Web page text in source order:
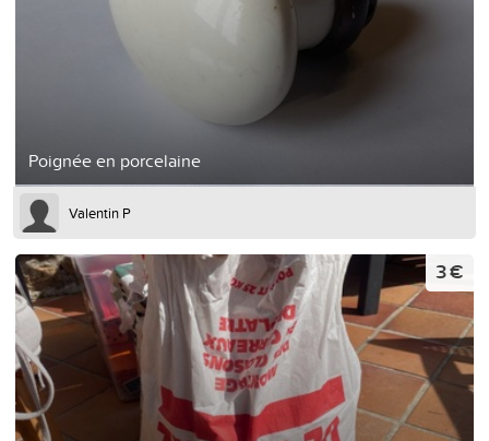
Poignée en porcelaine
Valentin P
3 €